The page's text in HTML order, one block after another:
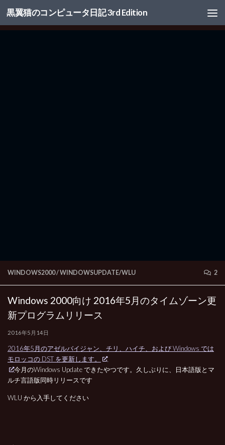
コンテンツへスキップ
黒翼猫のコンピュータ日記 3rd Edition
WINDOWS2000/WINDOWSUPDATE/WLU 2
Windows 2000向け 2016年5月のタイムゾーン更
新プログラムリリース
2016年5月14日
2016年5月のアゼルバイジャン、チリ、ハイチ、および Windows では
モロッコの DST を更新します。
今月のWindows Update できたやつです。久しぶりに、日本語版とマ
ルチ言語版同時リリースです
WLU から入手してください